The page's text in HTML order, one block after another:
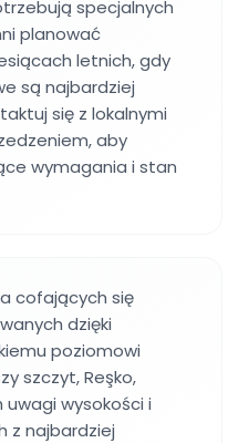
specjalnych
planować
letnich, gdy
są najbardziej
się z lokalnymi
aby
wymagania i stan
cofających się
dzięki
poziomowi
szczyt, Reşko,
wysokości i
z najbardziej